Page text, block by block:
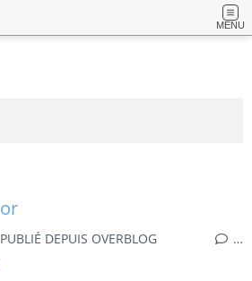
MENU
PUBLIÉ DEPUIS OVERBLOG …